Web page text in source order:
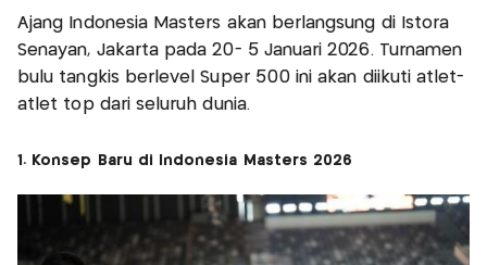
Ajang Indonesia Masters akan berlangsung di Istora
Senayan, Jakarta pada 20- 5 Januari 2026. Turnamen
bulu tangkis berlevel Super 500 ini akan diikuti atlet-
atlet top dari seluruh dunia.
1. Konsep Baru di Indonesia Masters 2026